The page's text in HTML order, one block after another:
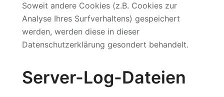
Soweit andere Cookies (z.B. Cookies zur
Analyse Ihres Surfverhaltens) gespeichert
werden, werden diese in dieser
Datenschutzerklärung gesondert behandelt.
Server-Log-Dateien